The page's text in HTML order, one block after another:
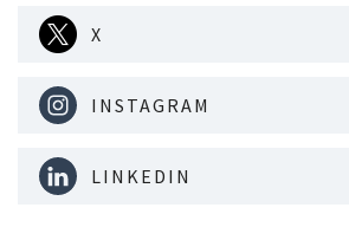
X
INSTAGRAM
LINKEDIN